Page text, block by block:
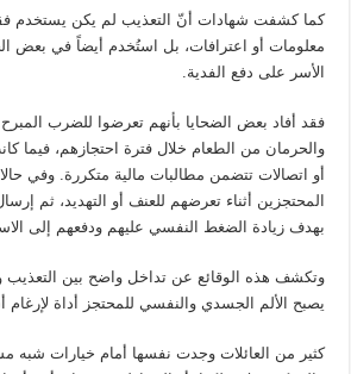
كما كشفت شهادات أنّ التعذيب لم يكن يستخدم
معلومات أو اعترافات، بل استُخدم أيضاً في بعض
الأسر على دفع الفدية.
فقد أفاد بعض الضحايا بأنهم تعرضوا للضرب المبرح
والحرمان من الطعام خلال فترة احتجازهم، فيما
أو اتصالات تتضمن مطالبات مالية متكررة. وفي
المحتجزين أثناء تعرضهم للعنف أو التهديد، ثم
بهدف زيادة الضغط النفسي عليهم ودفعهم إلى
وتكشف هذه الوقائع عن تداخل واضح بين التعذيب
يصبح الألم الجسدي والنفسي للمحتجز أداة لإرغام
كثير من العائلات وجدت نفسها أمام خيارات شبه